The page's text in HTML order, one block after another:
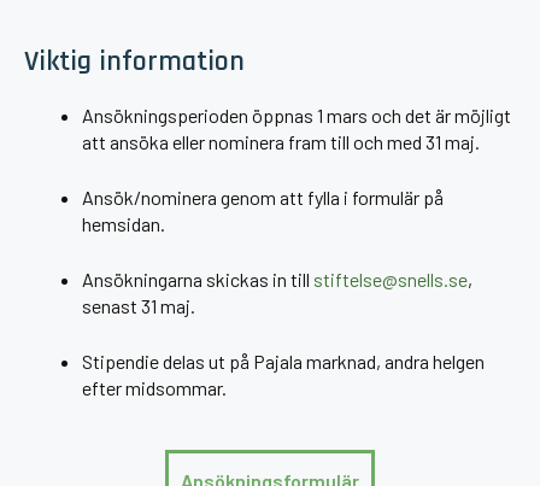
Viktig information
Ansökningsperioden öppnas 1 mars och det är möjligt
att ansöka eller nominera fram till och med 31 maj.
Ansök/nominera genom att fylla i formulär på
hemsidan.
Ansökningarna skickas in till stiftelse@snells.se,
senast 31 maj.
Stipendie delas ut på Pajala marknad, andra helgen
efter midsommar.
Ansökningsformulär